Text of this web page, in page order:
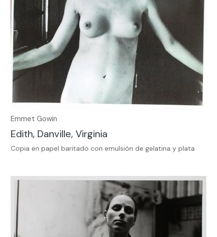
Emmet Gowin
Edith, Danville, Virginia
Copia en papel baritado con emulsión de gelatina y plata